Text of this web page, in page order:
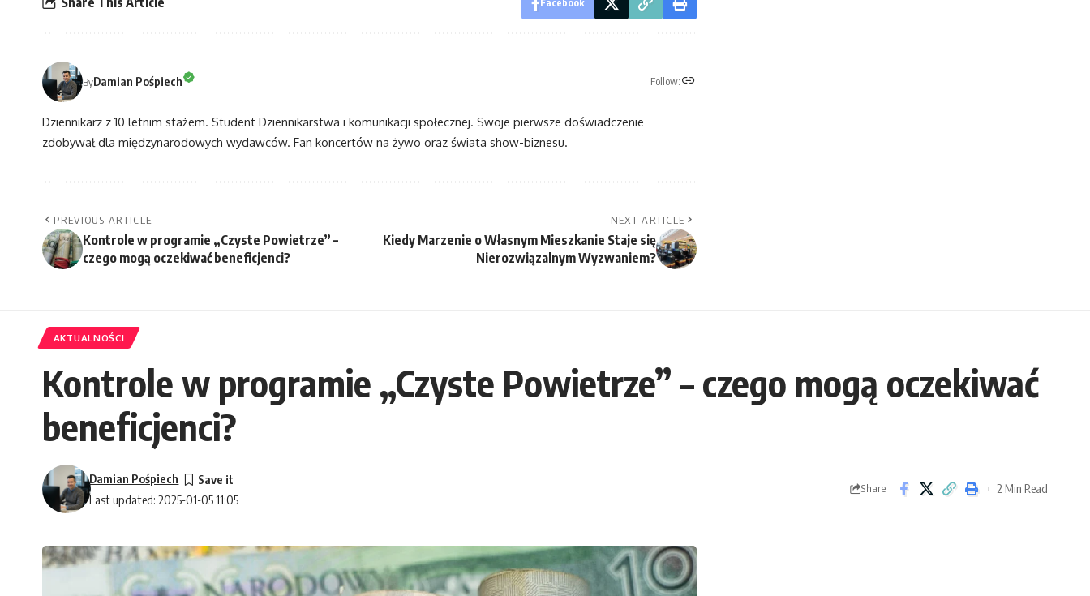
Facebook
ByDamian Pośpiech Follow:
Dziennikarz z 10 letnim stażem. Student Dziennikarstwa i komunikacji społecznej. Swoje pierwsze doświadczenie
zdobywał dla międzynarodowych wydawców. Fan koncertów na żywo oraz świata show-biznesu.
PREVIOUS ARTICLE
Kontrole w programie „Czyste Powietrze” –
czego mogą oczekiwać beneficjenci?
NEXT ARTICLE
Kiedy Marzenie o Własnym Mieszkanie Staje się
Nierozwiązalnym Wyzwaniem?
AKTUALNOŚCI
Kontrole w programie „Czyste Powietrze” – czego mogą oczekiwać
beneficjenci?
Last updated: 2025-01-05 11:05
Damian Pośpiech
Share 2 Min Read